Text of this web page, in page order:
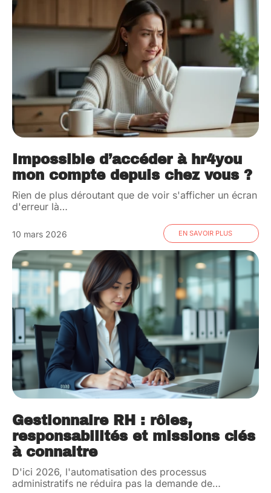
Impossible d’accéder à hr4you
mon compte depuis chez vous ?
Rien de plus déroutant que de voir s'afficher un écran
d'erreur là…
10 mars 2026 EN SAVOIR PLUS
Gestionnaire RH : rôles,
responsabilités et missions clés
à connaitre
D'ici 2026, l'automatisation des processus
administratifs ne réduira pas la demande de…